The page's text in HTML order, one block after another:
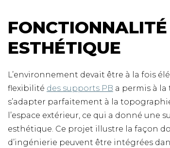
ESTHÉTIQUE
L’environnement devait être à la fois
flexibilité des supports PB a permis à la
s’adapter parfaitement à la
l’espace extérieur, ce qui a donné une
esthétique. Ce projet illustre la façon
d’ingénierie peuvent être intégrées